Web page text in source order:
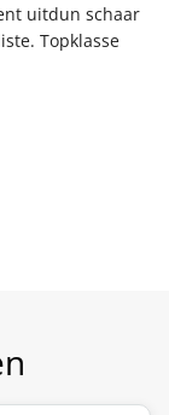
uitdun schaar
Topklasse